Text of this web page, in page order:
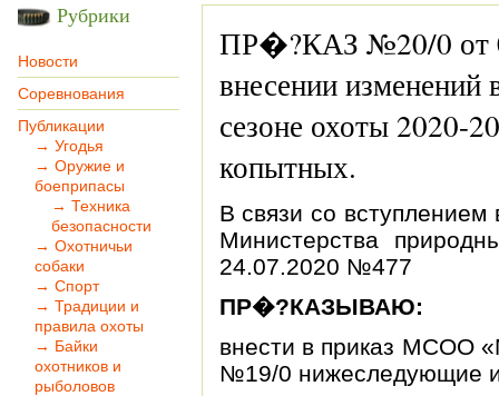
Рубрики
Новости
Соревнования
Публикации
→ Угодья
→ Оружие и
боеприпасы
→ Техника
безопасности
→ Охотничьи
собаки
→ Спорт
→ Традиции и
правила охоты
→ Байки
охотников и
рыболовов
ПР�?КАЗ №20/0 от
внесении изменений
сезоне охоты 2020-
копытных.
В связи со вступлением
Министерства
24.07.2020 №477
ПР�?КАЗЫВАЮ:
внести в приказ МСОО
№19/0 нижеследующие